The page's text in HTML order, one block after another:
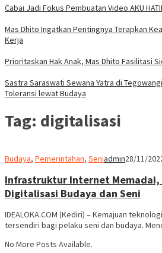
Cabai Jadi Fokus Pembuatan Video AKU
Mas Dhito Ingatkan Pentingnya Terapkan
Kerja
Prioritaskan Hak Anak, Mas Dhito Fasilitasi
Sastra Saraswati Sewana Yatra di
Toleransi lewat Budaya
Tag: digitalisasi
Budaya, Pemerintahan, Seniadmin28/11/
Infrastruktur Internet Memadai,
Digitalisasi Budaya dan Seni
IDEALOKA.COM (Kediri) – Kemajuan
tersendiri bagi pelaku seni dan budaya.
No More Posts Available.